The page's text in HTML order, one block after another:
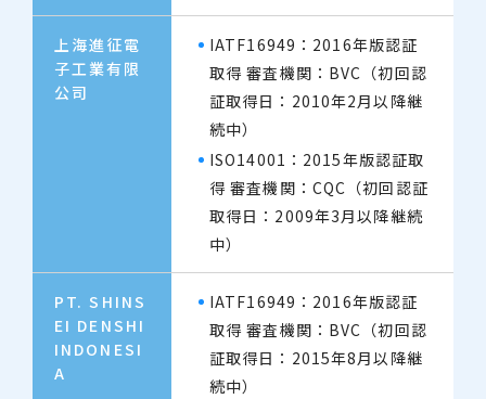
上海進征電
子工業有限
公司
IATF16949：2016年版認証
取得 審査機関：BVC（初回認
証取得日：2010年2月以降継
続中）
ISO14001：2015年版認証取
得 審査機関：CQC（初回認証
取得日：2009年3月以降継続
中）
PT. SHINS
EI DENSHI
INDONESI
A
IATF16949：2016年版認証
取得 審査機関：BVC（初回認
証取得日：2015年8月以降継
続中）